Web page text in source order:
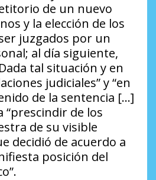
de un nuevo
y la elección de los
juzgados por un
al día siguiente,
tal situación y en
judiciales” y “en
de la sentencia […]
“prescindir de los
de su visible
decidió de acuerdo a
posición del